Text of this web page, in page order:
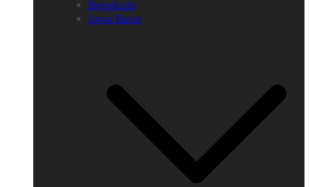
Bengkulu
Jawa Barat